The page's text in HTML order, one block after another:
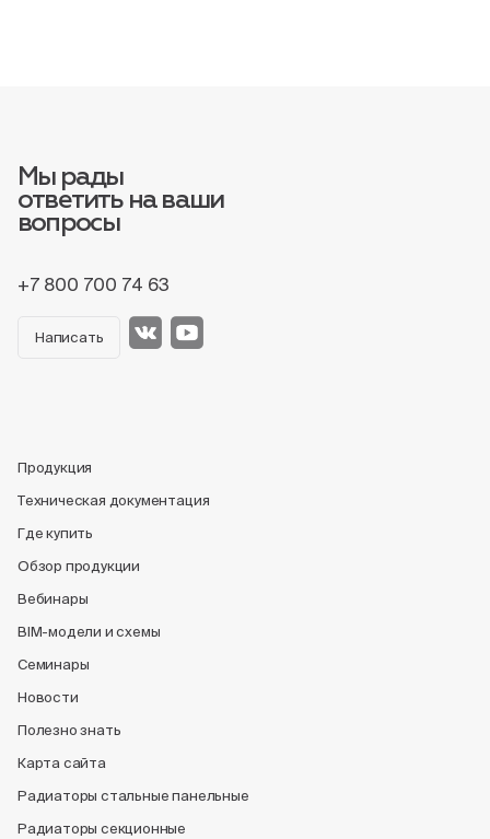
Мы рады
ответить на ваши
вопросы
+7 800 700 74 63
Написать
Продукция
Техническая документация
Где купить
Обзор продукции
Вебинары
BIM-модели и схемы
Семинары
Новости
Полезно знать
Карта сайта
Радиаторы стальные панельные
Радиаторы секционные